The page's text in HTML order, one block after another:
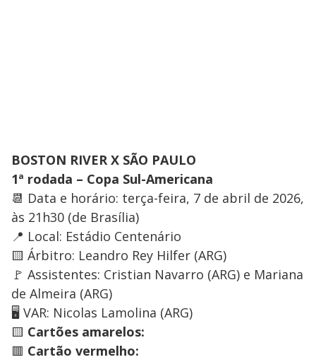
BOSTON RIVER X SÃO PAULO
1ª rodada – Copa Sul-Americana
📆 Data e horário: terça-feira, 7 de abril de 2026,
às 21h30 (de Brasília)
📍 Local: Estádio Centenário
🟨 Árbitro: Leandro Rey Hilfer (ARG)
🚩 Assistentes: Cristian Navarro (ARG) e Mariana
de Almeira (ARG)
🖥️ VAR: Nicolas Lamolina (ARG)
🟨 Cartões amarelos:
🟥 Cartão vermelho: